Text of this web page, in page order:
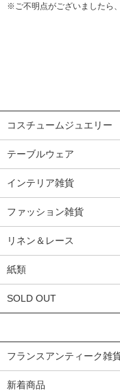
※ご不明点がございましたら
コスチュームジュエリー
テーブルウェア
インテリア雑貨
ファッション雑貨
リネン＆レース
紙類
SOLD OUT
フランスアンティーク雑
新着商品